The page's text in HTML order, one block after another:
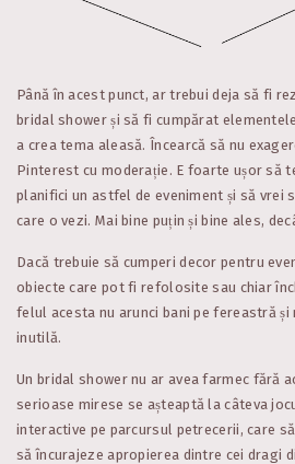
Până în acest punct, ar trebui deja să fi
bridal shower și să fi cumpărat
a crea tema aleasă. Încearcă să nu
Pinterest cu moderație. E foarte ușor să
planifici un astfel de eveniment și să vrei
care o vezi. Mai bine puțin și bine ales,
Dacă trebuie să cumperi decor pentru
obiecte care pot fi refolosite sau chiar
felul acesta nu arunci bani pe fereastră și
inutilă.
Un bridal shower nu ar avea farmec fără
serioase mirese se așteaptă la câteva
interactive pe parcursul petrecerii, care
să încurajeze apropierea dintre cei dragi